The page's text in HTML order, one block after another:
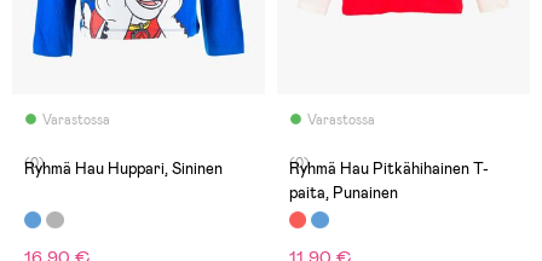
Varastossa
(0)
Ryhmä Hau Huppari, Sininen
Varastossa
(0)
Ryhmä Hau Pitkähihainen T-
paita, Punainen